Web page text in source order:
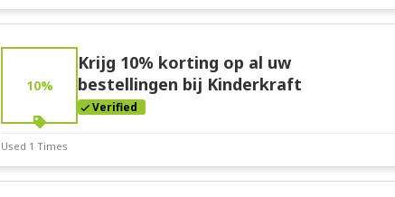
Deal Stats
Expires:Mar-31-2026
10%
Krijg 10% korting op al uw
bestellingen bij Kinderkraft
Verified
Used 1 Times
Deal Stats